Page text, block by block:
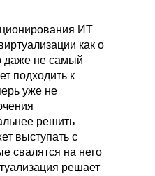
ИТ
как о
даже не самый
подходить к
уже не
решить
выступать с
свалятся на него
решает